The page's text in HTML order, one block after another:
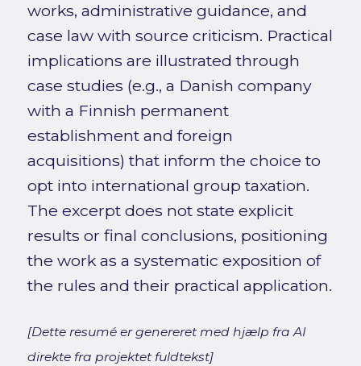
works, administrative guidance, and
case law with source criticism. Practical
implications are illustrated through
case studies (e.g., a Danish company
with a Finnish permanent
establishment and foreign
acquisitions) that inform the choice to
opt into international group taxation.
The excerpt does not state explicit
results or final conclusions, positioning
the work as a systematic exposition of
the rules and their practical application.
[Dette resumé er genereret med hjælp fra AI
direkte fra projektet fuldtekst]